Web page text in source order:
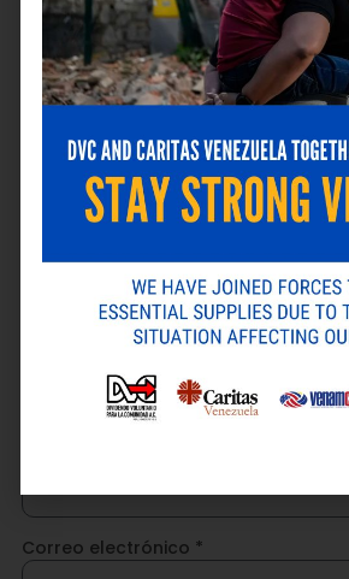
Deja una respuesta
Tu dirección de correo electrónico
Los campos obligatorios están
Comentario*
Correo electrónico *